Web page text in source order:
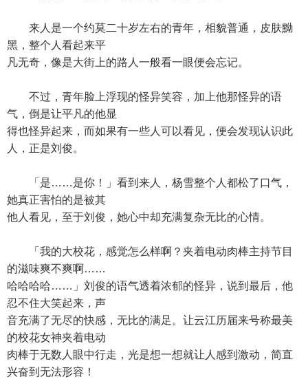
来人是一个约莫二十岁左右的青年，相貌普通，皮肤黝
黑，整个人看起来平
凡无奇，像是大街上的路人一般看一眼便会忘记。
不过，青年脸上浮现的怪异笑容，加上他那怪异的语
气，倒是让平凡的他显
得也怪异起来，而如果有一些人可以看见，便会发现认识此
人，正是刘俊。
「是……是你！」看到来人，杨雪整个人都松了口气，
她真正害怕的是被其
他人看见，至于刘俊，她心中却充满复杂无比的心情。
「我的大校花，感觉怎么样啊？夹着电动肉棒主持节目
的滋味爽不爽啊……
哈哈哈哈……」刘俊的语气透着浓郁的怪异，说到最后，他
忍不住大笑起来，声
音充满了无尽的快感，无比的满足。让云江历届来号称最美
的校花女神夹着电动
肉棒于无数人眼中行走，光是想一想就让人感到激动，简直
兴奋到无法形容！